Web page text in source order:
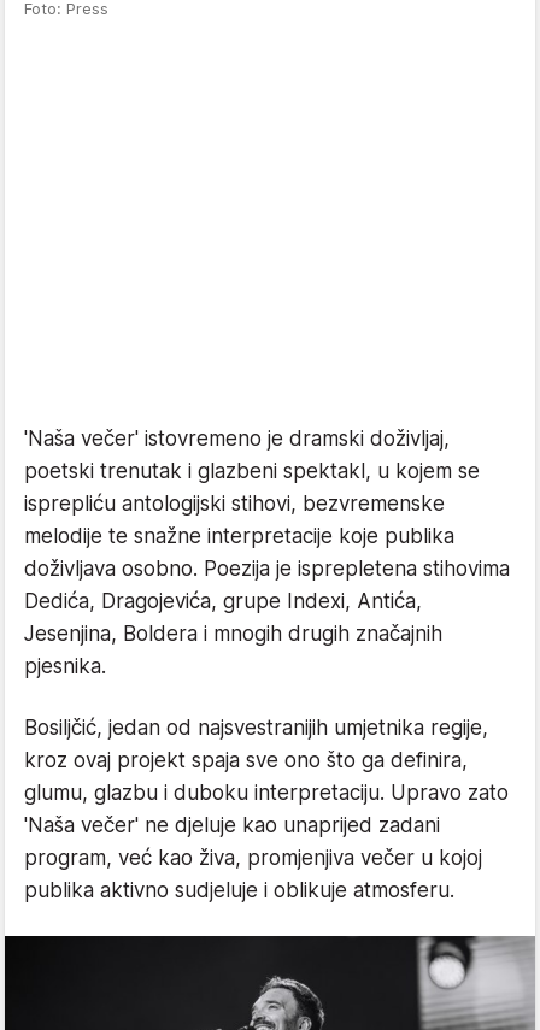
Foto: Press
'Naša večer' istovremeno je dramski doživljaj,
poetski trenutak i glazbeni spektakl, u kojem se
isprepliću antologijski stihovi, bezvremenske
melodije te snažne interpretacije koje publika
doživljava osobno. Poezija je isprepletena stihovima
Dedića, Dragojevića, grupe Indexi, Antića,
Jesenjina, Boldera i mnogih drugih značajnih
pjesnika.
Bosiljčić, jedan od najsvestranijih umjetnika regije,
kroz ovaj projekt spaja sve ono što ga definira,
glumu, glazbu i duboku interpretaciju. Upravo zato
'Naša večer' ne djeluje kao unaprijed zadani
program, već kao živa, promjenjiva večer u kojoj
publika aktivno sudjeluje i oblikuje atmosferu.